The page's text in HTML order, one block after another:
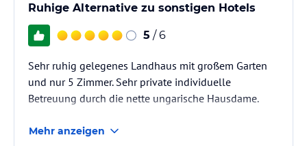
Ruhige Alternative zu sonstigen Hotels
5 / 6
Sehr ruhig gelegenes Landhaus mit großem Garten
und nur 5 Zimmer. Sehr private individuelle
Betreuung durch die nette ungarische Hausdame.
Mehr anzeigen